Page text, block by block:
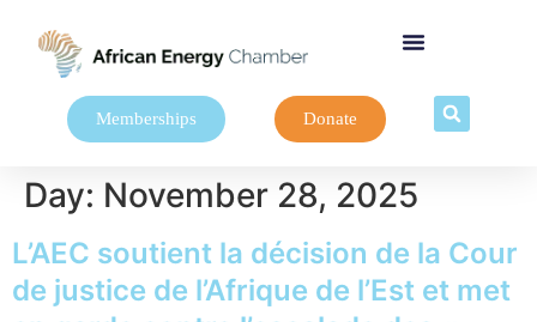
Memberships Donate
Day: November 28, 2025
L’AEC soutient la décision de la Cour
de justice de l’Afrique de l’Est et met